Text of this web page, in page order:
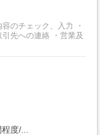
のチェック、入力 ・
先への連絡 ・営業及
度/...